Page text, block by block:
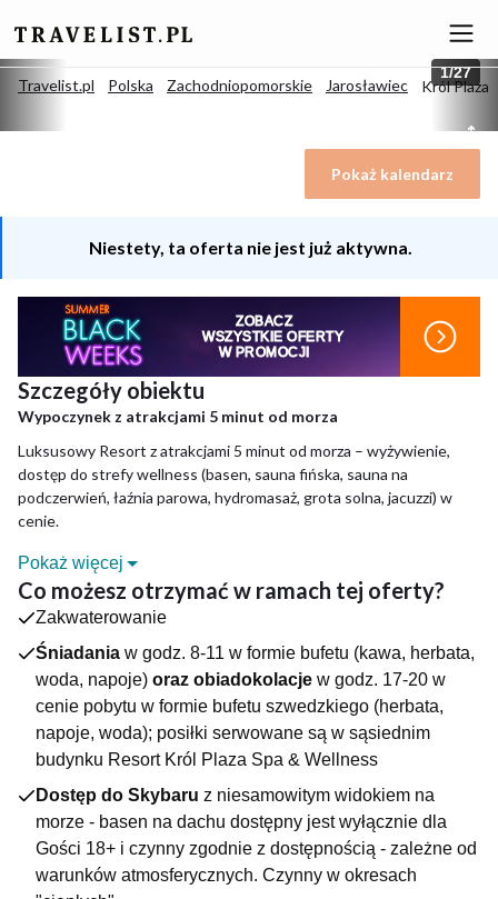
Travelist.pl Polska Zachodniopomorskie Jarosławiec Król Plaza
(Znakomity) 291 opinii
1/27
Pokaż kalendarz
Niestety, ta oferta nie jest już aktywna.
ZOBACZ
WSZYSTKIE OFERTY
W PROMOCJI
Szczegóły obiektu
Wypoczynek z atrakcjami 5 minut od morza
Luksusowy Resort z atrakcjami 5 minut od morza – wyżywienie,
dostęp do strefy wellness (basen, sauna fińska, sauna na
podczerwień, łaźnia parowa, hydromasaż, grota solna, jacuzzi) w
cenie.
CO NA CIEBIE CZEKA?
W obiekcie Król Plaza nie sposób nie poczuć się
rozpieszczanym – gościom na każdym kroku towarzyszą
udogodnienia i atrakcje mające dodatkowo uprzyjemnić pobyt.
Korzystając z doskonałej lokalizacji zaledwie 5 minut od plaży,
można spędzać czas na zwiedzaniu okolicy lub na słodkim
nicnierobieniu. W każdym razie w każdej z opcji docenisz
wygodne pokoje urządzone w ciepłych barwach. Wszystkie
wyposażone są w komfortowe łazienki z suszarkami,
telewizor, telefon oraz łącze internetowe, a
dodatkowo większość posiada balkon lub wyjście na taras.
RELAKS I ODNOWA
Osoby poszukujące sposobu na szybką regenerację i poprawę
Pokaż więcej
Co możesz otrzymać w ramach tej oferty?
Zakwaterowanie
Śniadania w godz. 8-11 w formie bufetu (kawa, herbata,
woda, napoje) oraz obiadokolacje w godz. 17-20 w
cenie pobytu w formie bufetu szwedzkiego (herbata,
napoje, woda); posiłki serwowane są w sąsiednim
budynku Resort Król Plaza Spa & Wellness
Dostęp do Skybaru z niesamowitym widokiem na
morze - basen na dachu dostępny jest wyłącznie dla
Gości 18+ i czynny zgodnie z dostępnością - zależne od
warunków atmosferycznych. Czynny w okresach